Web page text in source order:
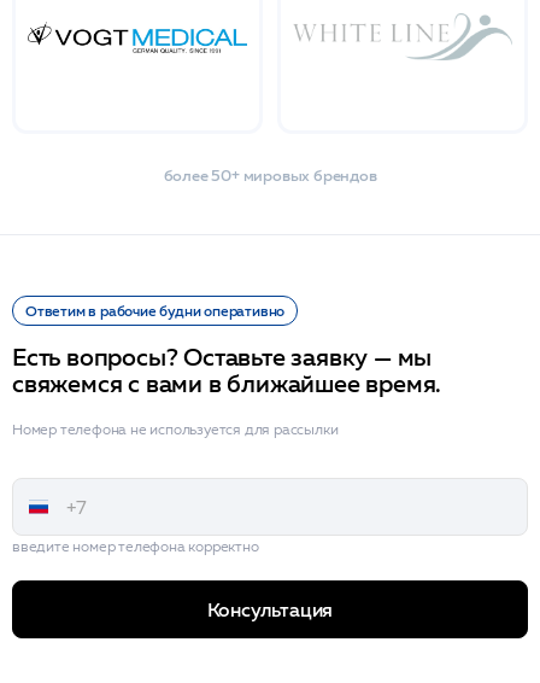
более 50+ мировых брендов
Ответим в рабочие будни оперативно
Есть вопросы? Оставьте заявку — мы
свяжемся с вами в ближайшее время.
Номер телефона не используется для рассылки
введите номер телефона корректно
Консультация